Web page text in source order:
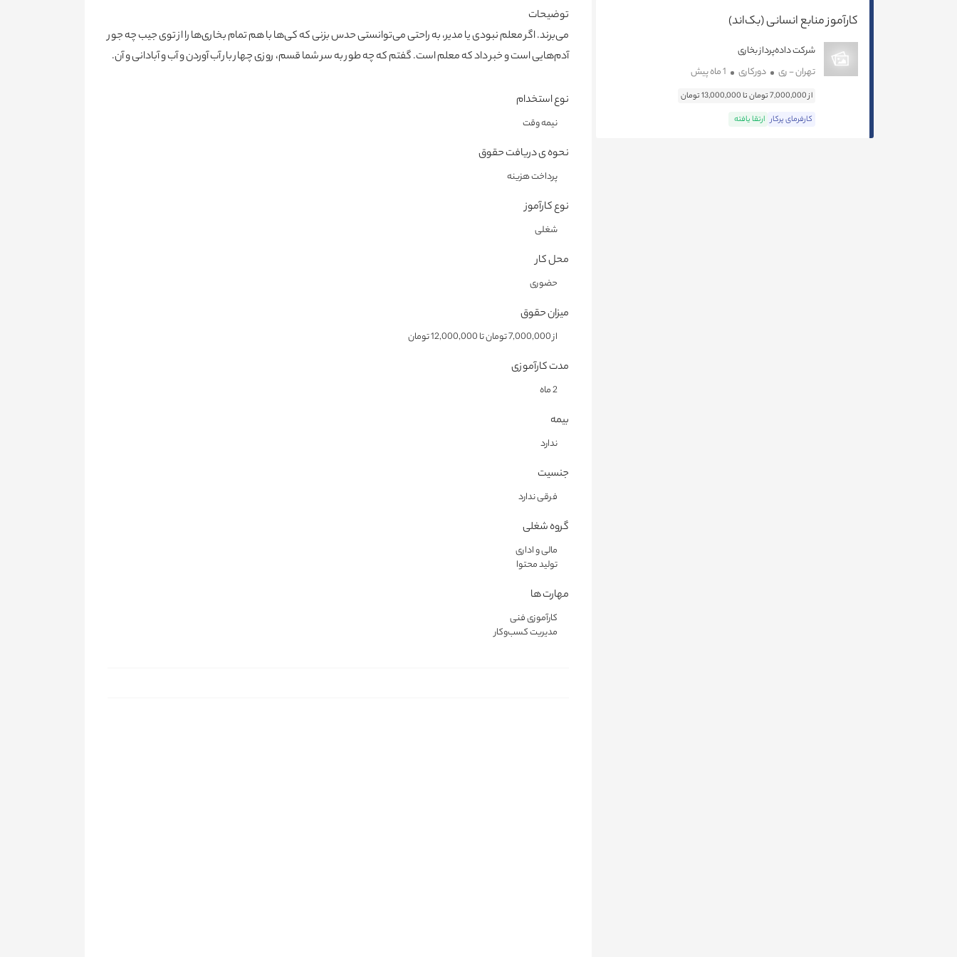
کارآموز منابع انسانی (بک‌اند)
شرکت داده‌پرداز بخاری
تهران - ری
دورکاری 1 ماه پیش
از 7,000,000 تومان تا 13,000,000 تومان
کارفرمای پرکار ارتقا یافته
توضیحات
می‌برند. اگر معلم نبودی یا مدیر، به راحتی می‌توانستی حدس بزنی که کی‌ها با هم تمام بخاری‌ها را از توی جیب چه جور
آدم‌هایی است و خبر داد که معلم است. گفتم که چه طور به سر شما قسم، روزی چهار بار آب آوردن و آب و آبادانی و آن.
نوع استخدام
نیمه وقت
نحوه ی دریافت حقوق
پرداخت هزینه
نوع کارآموز
شغلی
محل کار
حضوری
میزان حقوق
از 7,000,000 تومان تا 12,000,000 تومان
مدت کارآموزی
2 ماه
بیمه
ندارد
جنسیت
فرقی ندارد
گروه شغلی
مالی و اداری
تولید محتوا
مهارت ها
کارآموزی فنی
مدیریت کسب‌وکار